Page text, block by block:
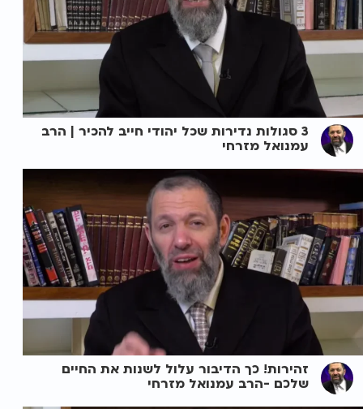
3 סגולות נדירות שכל יהודי חייב להכיר | הרב
עמנואל מזרחי
זהירות! כך הדיבור עלול לשנות את החיים
שלכם -הרב עמנואל מזרחי